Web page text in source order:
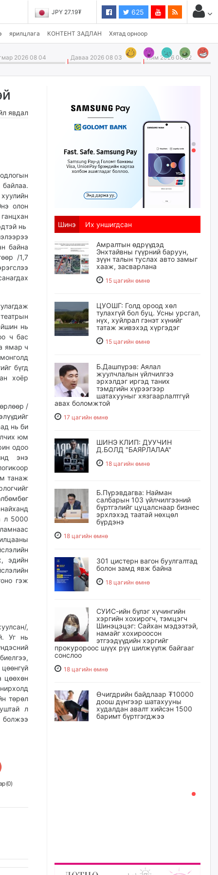
JPY 27.19₮ 625
ярилцлага КОНТЕНТ ЗАДЛАН Хятад орноор
2026 08 04 Даваа 2026 08 03 Ням 2026 08 02
явдал
олон
нь
байна
/1,7
нь
ч бас
ямар ч
бүгд
хоёр
/
нь би
юм
одоо
энэ
танаж
л 5000
эдийн
гэж
,
Уг нь
цөөхөн
төрөл
л
болжээ
(0)
Шинэ Их уншигдсан
Амралтын өдрүүдэд
Энхтайвны гүүрний баруун,
зүүн талын туслах авто замыг
хааж, засварлана
15 цагийн өмнө
ЦУОШГ: Голд ороод хөл
тулахгүй бол буц. Усны урсгал,
нүх, хуйлрал гэнэт хүнийг
татаж живэхэд хүргэдэг
15 цагийн өмнө
Б.Дашпүрэв: Аялал
жуулчлалын үйлчилгээ
эрхэлдэг иргэд таних
тэмдгийн хүрээгээр
шатахууныг хязгаарлалтгүй
авах боломжтой
17 цагийн өмнө
ШИНЭ КЛИП: ДУУЧИН
Д.БОЛД "БАЯРЛАЛАА"
18 цагийн өмнө
Б.Пүрэвдагва: Найман
салбарын 103 үйлчилгээний
бүртгэлийг цуцалснаар бизнес
эрхлэхэд таатай нөхцөл
бүрдэнэ
18 цагийн өмнө
301 цистерн вагон буулгалтад
болон замд явж байна
18 цагийн өмнө
СУИС-ийн бүлэг хүчингийн
хэргийн хохирогч, тэмцэгч
Шинэцэцэг: Сайхан мэдээтэй,
намайг хохироосон
этгээдүүдийн хэргийг
прокуророос шүүх рүү шилжүүлж байгааг
сонслоо
18 цагийн өмнө
Өчигдрийн байдлаар ₮10000
доош дүнгээр шатахууны
худалдан авалт хийсэн 1500
баримт бүртгэгджээ